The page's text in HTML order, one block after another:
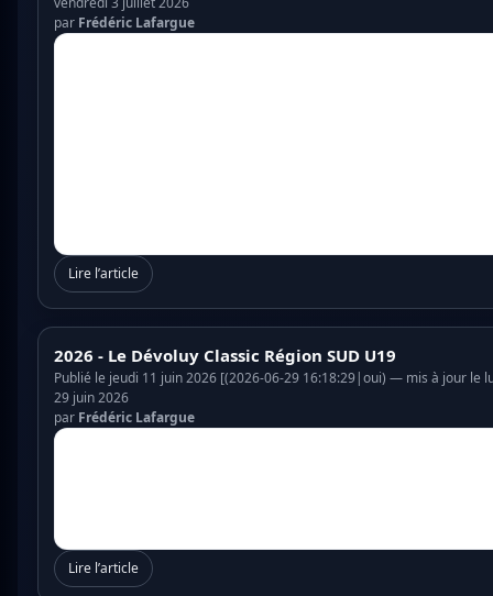
par Frédéric Lafargue
Lire l’article
2026 - Le Dévoluy Classic Région SUD U19
Publié le jeudi 11 juin 2026 [(2026-06-29 16:18:29|oui) — mis à jour le
29 juin 2026
par Frédéric Lafargue
Lire l’article